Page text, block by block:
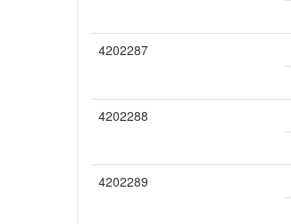
4202287
4202288
4202289